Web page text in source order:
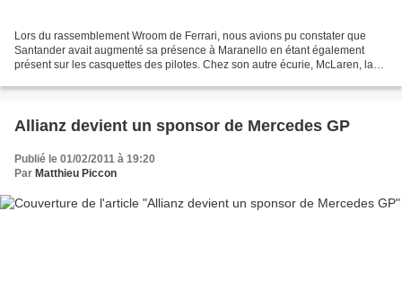
Lors du rassemblement Wroom de Ferrari, nous avions pu constater que
Santander avait augmenté sa présence à Maranello en étant également
présent sur les casquettes des pilotes. Chez son autre écurie, McLaren, la
Allianz devient un sponsor de Mercedes GP
Publié le 01/02/2011 à 19:20
Par Matthieu Piccon